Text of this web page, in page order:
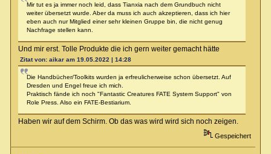
Mir tut es ja immer noch leid, dass Tianxia nach dem Grundbuch nicht
weiter übersetzt wurde. Aber da muss ich auch akzeptieren, dass ich hier
eben auch nur Mitglied einer sehr kleinen Gruppe bin, die nicht genug
Nachfrage stellen kann.
Und mir erst. Tolle Produkte die ich gern weiter gemacht hätte
Zitat von: aikar am 19.05.2022 | 14:28
Die Handbücher/Toolkits wurden ja erfreulicherweise schon übersetzt. Auf
Dresden und Engel freue ich mich.
Praktisch fände ich noch "Fantastic Creatures FATE System Support" von
Role Press. Also ein FATE-Bestiarium.
Haben wir auf dem Schirm. Ob das was wird wird sich noch zeigen.
Gespeichert